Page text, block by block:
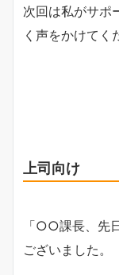
次回は私がサポ
く声をかけてく
上司向け
「○○課長、先
ございました。